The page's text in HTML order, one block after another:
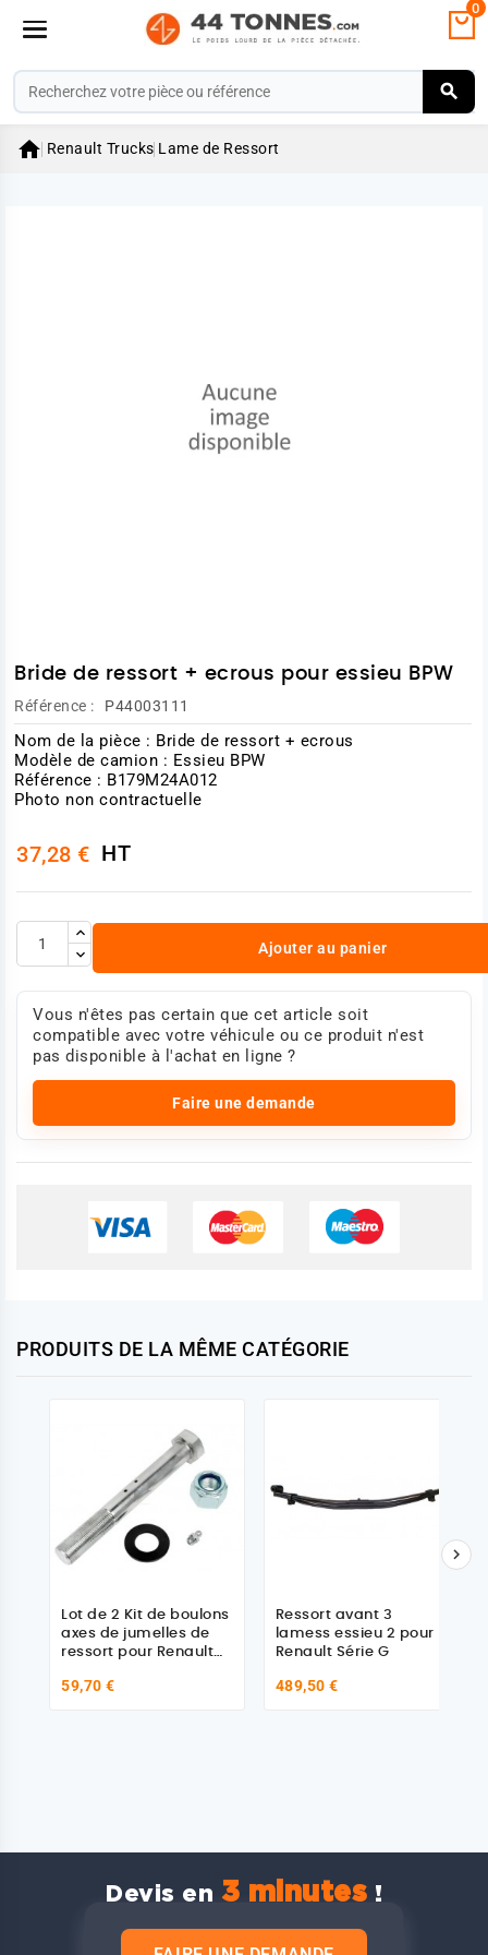
0
 Renault Trucks Lame de Ressort
Bride de ressort + ecrous pour essieu BPW
Référence : P44003111
Nom de la pièce : Bride de ressort + ecrous
Modèle de camion : Essieu BPW
Référence : B179M24A012
Photo non contractuelle
37,28 € HT
Ajouter au panier
Vous n'êtes pas certain que cet article soit
compatible avec votre véhicule ou ce produit n'est
pas disponible à l'achat en ligne ?
Faire une demande
PRODUITS DE LA MÊME CATÉGORIE
Lot de 2 Kit de boulons
axes de jumelles de
ressort pour Renault
59,70 €
Ressort avant 3
lamess essieu 2 pour
Renault Série G
489,50 €

Devis en 3 minutes !